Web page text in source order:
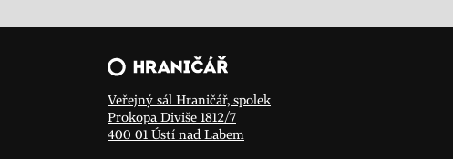
Veřejný sál Hraničář, spolek
Prokopa Diviše 1812/7
400 01 Ústí nad Labem